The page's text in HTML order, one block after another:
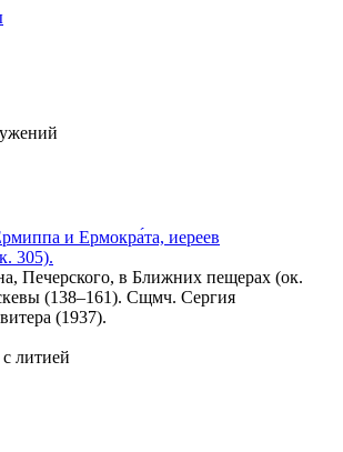
и Ермокра́та, иереев
305).
Печерского, в Ближних пещерах (ок.
(138–161). Сщмч. Сергия
(1937).
литией